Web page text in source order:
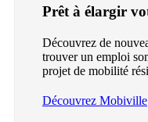
Prêt à élargir
Découvrez de
trouver un emploi
projet de mobilité
Découvrez Mobiville